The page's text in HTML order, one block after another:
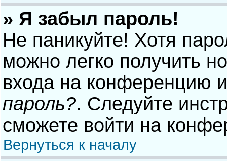
» Я забыл пароль!
Не паникуйте! Хотя
можно легко получить
входа на конференцию
пароль?. Следуйте
сможете войти на
Вернуться к началу